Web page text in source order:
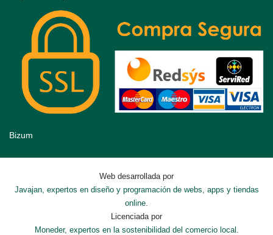
Bizum
Web desarrollada por
Javajan, expertos en diseño y programación de webs, apps y tiendas
online.
Licenciada por
Moneder, expertos en la sostenibilidad del comercio local.